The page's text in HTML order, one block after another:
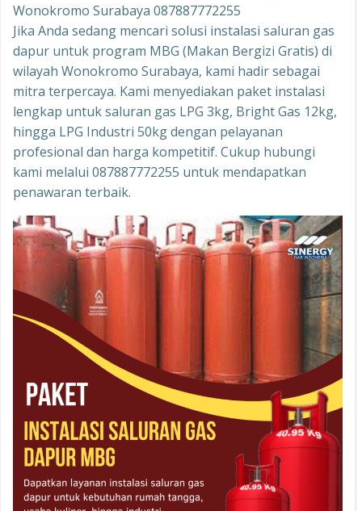
Wonokromo Surabaya 087887772255
Jika Anda sedang mencari solusi instalasi saluran gas
dapur untuk program MBG (Makan Bergizi Gratis) di
wilayah Wonokromo Surabaya, kami hadir sebagai
mitra terpercaya. Kami menyediakan paket instalasi
lengkap untuk saluran gas LPG 3kg, Bright Gas 12kg,
hingga LPG Industri 50kg dengan pelayanan
profesional dan harga kompetitif. Cukup hubungi
kami melalui 087887772255 untuk mendapatkan
penawaran terbaik.